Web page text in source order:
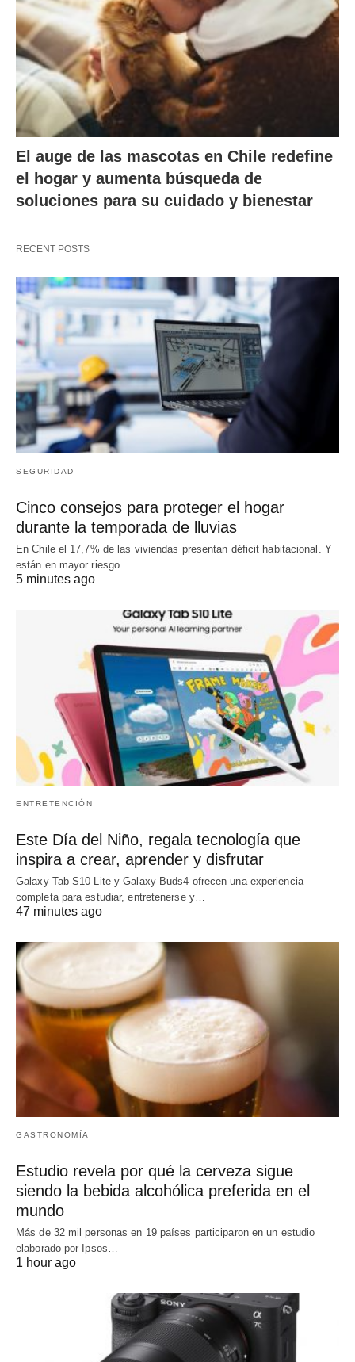
El auge de las mascotas en Chile redefine
el hogar y aumenta búsqueda de
soluciones para su cuidado y bienestar
RECENT POSTS
SEGURIDAD
Cinco consejos para proteger el hogar
durante la temporada de lluvias
En Chile el 17,7% de las viviendas presentan déficit habitacional. Y
están en mayor riesgo…
5 minutes ago
ENTRETENCIÓN
Este Día del Niño, regala tecnología que
inspira a crear, aprender y disfrutar
Galaxy Tab S10 Lite y Galaxy Buds4 ofrecen una experiencia
completa para estudiar, entretenerse y…
47 minutes ago
GASTRONOMÍA
Estudio revela por qué la cerveza sigue
siendo la bebida alcohólica preferida en el
mundo
Más de 32 mil personas en 19 países participaron en un estudio
elaborado por Ipsos…
1 hour ago